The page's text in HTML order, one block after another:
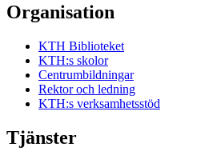
Organisation
KTH Biblioteket
KTH:s skolor
Centrumbildningar
Rektor och ledning
KTH:s verksamhetsstöd
Tjänster